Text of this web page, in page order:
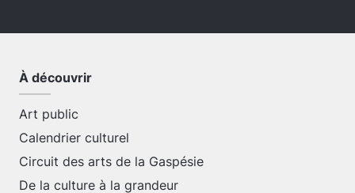
À découvrir
Art public
Calendrier culturel
Circuit des arts de la Gaspésie
De la culture à la grandeur